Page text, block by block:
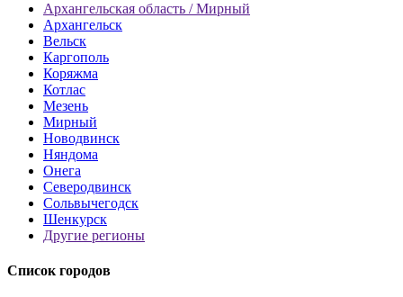
Архангельская область / Мирный
Архангельск
Вельск
Каргополь
Коряжма
Котлас
Мезень
Мирный
Новодвинск
Няндома
Онега
Северодвинск
Сольвычегодск
Шенкурск
Другие регионы
Список городов